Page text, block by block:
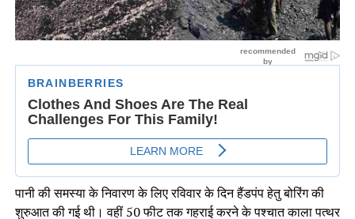
पानी की समस्या के निवारण के लिए रविवार के दिन हैंडपंप हेतु बोरिंग की
शुरुआत की गई थी। वहीं 50 फीट तक गहराई करने के पश्चात काला पत्थर